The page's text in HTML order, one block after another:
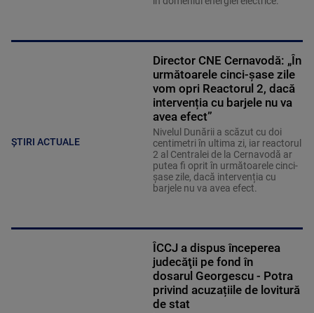
ȘTIRI ACTUALE
Director CNE Cernavodă: „În
următoarele cinci-șase zile
vom opri Reactorul 2, dacă
intervenția cu barjele nu va
avea efect”
Nivelul Dunării a scăzut cu doi
centimetri în ultima zi, iar reactorul
2 al Centralei de la Cernavodă ar
putea fi oprit în următoarele cinci-
șase zile, dacă intervenția cu
barjele nu va avea efect.
ÎCCJ a dispus începerea
judecăţii pe fond în
dosarul Georgescu - Potra
privind acuzațiile de lovitură
de stat